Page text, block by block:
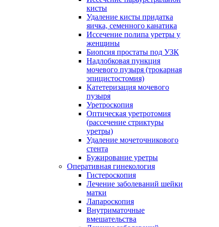
кисты
Удаление кисты придатка
яичка, семенного канатика
Иссечение полипа уретры у
женщины
Биопсия простаты под УЗК
Надлобковая пункция
мочевого пузыря (трокарная
эпицистостомия)
Катетеризация мочевого
пузыря
Уретроскопия
Оптическая уретротомия
(рассечение стриктуры
уретры)
Удаление мочеточникового
стента
Бужирование уретры
Оперативная гинекология
Гистероскопия
Лечение заболеваний шейки
матки
Лапароскопия
Внутриматочные
вмешательства